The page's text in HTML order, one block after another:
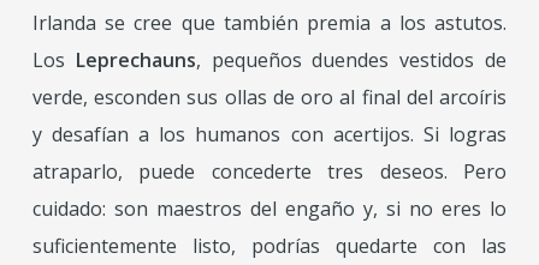
Irlanda se cree que también premia a los astutos.
Los Leprechauns, pequeños duendes vestidos de
verde, esconden sus ollas de oro al final del arcoíris
y desafían a los humanos con acertijos. Si logras
atraparlo, puede concederte tres deseos. Pero
cuidado: son maestros del engaño y, si no eres lo
suficientemente listo, podrías quedarte con las